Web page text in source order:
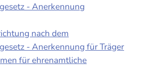
- Anerkennung
nach dem
- Anerkennung für Träger
für ehrenamtliche